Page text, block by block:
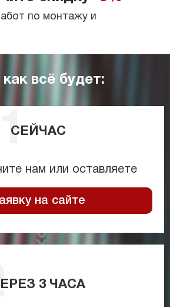
по монтажу и
как всё будет:
СЕЙЧАС
нам или оставляете
на сайте
3 ЧАСА